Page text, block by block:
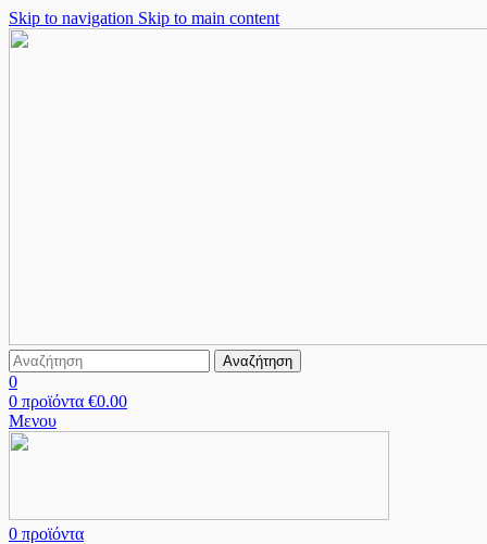
Skip to navigation Skip to main content
Αναζήτηση
0
0 προϊόντα €0.00
Μενου
0 προϊόντα